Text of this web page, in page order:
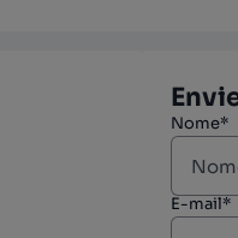
Nome*
E-mail*